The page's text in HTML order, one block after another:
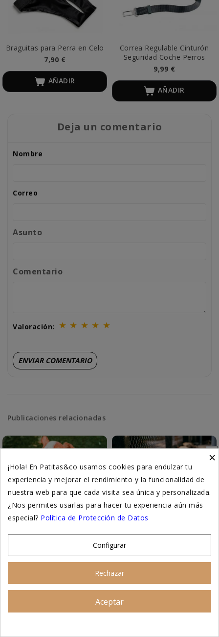
Braguitas para Perra en Celo
7,90 €
AÑADIR
Correa Regulable Cinturón
Seguridad Coche Perros
9,99 €
AÑADIR
Deja un comentario
Nombre
Correo
Asunto
Comentario
Valoración: ★ ★ ★ ★ ★
Publicaciones relacionadas
6 ALIMENTOS PARA
1 comentario
hidratado es crucial para su
MALTRATO ANIMAL Y
El maltrato animal: una
perros y gatos sufren a causa
del...
Asesoramiento personalizado
×
¡Hola! En Patitas&co usamos cookies para endulzar tu
experiencia y mejorar el rendimiento y la funcionalidad de
nuestra web para que cada visita sea única y personalizada.
¿Nos permites usarlas para hacer tu experiencia aún más
especial? Política de Protección de Datos
Configurar
Rechazar
Aceptar